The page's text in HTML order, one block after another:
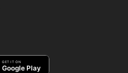
GET IT ON
Google Play